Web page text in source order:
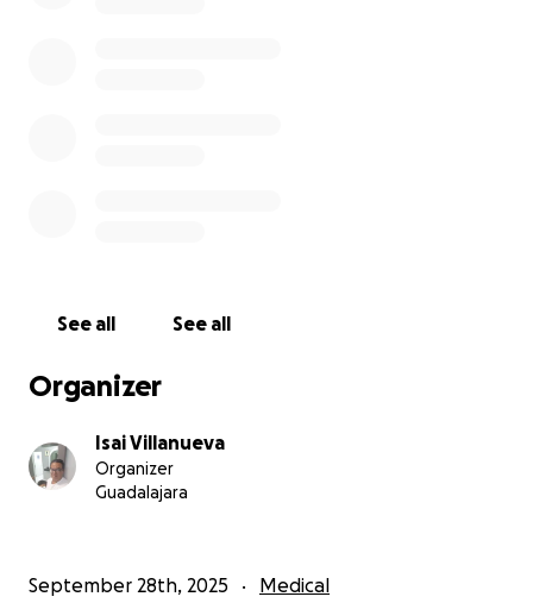
See all See all
Organizer
Isai Villanueva
Organizer
Guadalajara
September 28th, 2025 Medical